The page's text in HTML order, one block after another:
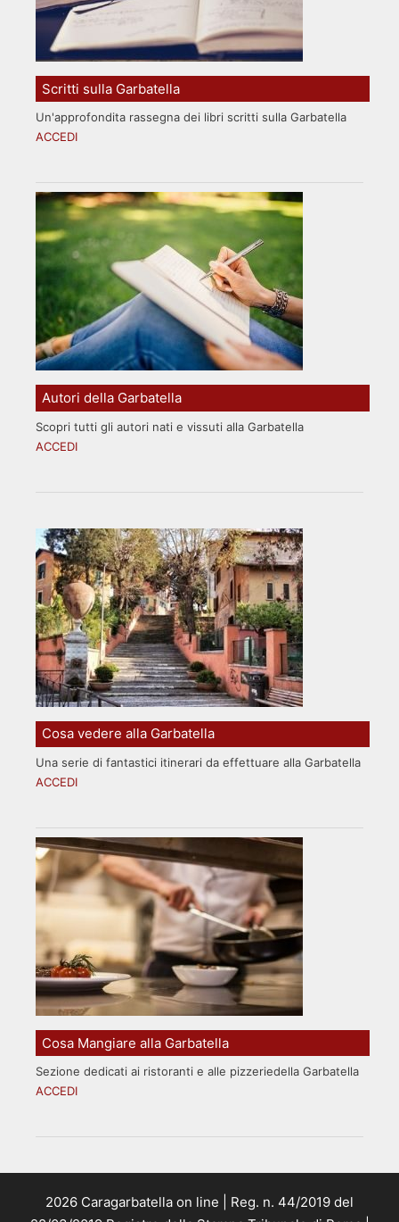
Scritti sulla Garbatella
Un'approfondita rassegna dei libri scritti sulla Garbatella
ACCEDI
Autori della Garbatella
Scopri tutti gli autori nati e vissuti alla Garbatella
ACCEDI
Cosa vedere alla Garbatella
Una serie di fantastici itinerari da effettuare alla Garbatella
ACCEDI
Cosa Mangiare alla Garbatella
Sezione dedicati ai ristoranti e alle pizzeriedella Garbatella
ACCEDI
2026 Caragarbatella on line | Reg. n. 44/2019 del